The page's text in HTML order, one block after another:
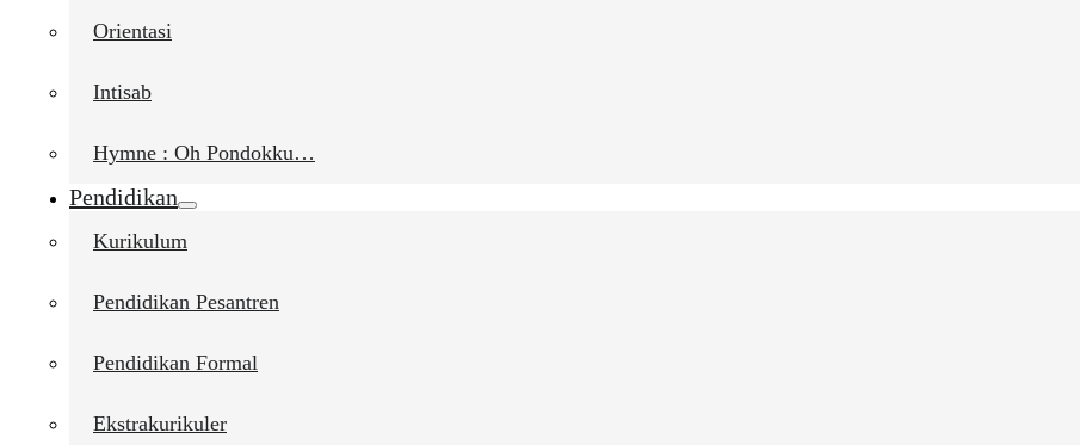
Orientasi
Intisab
Hymne : Oh Pondokku…
Pendidikan
Kurikulum
Pendidikan Pesantren
Pendidikan Formal
Ekstrakurikuler